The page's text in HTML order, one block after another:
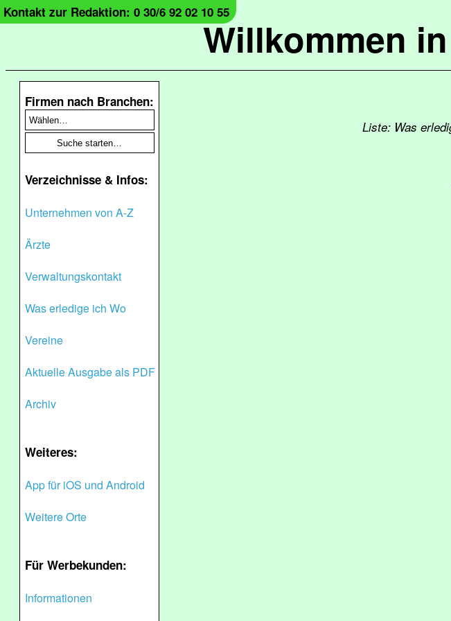
Willkommen
Kontakt zur Redaktion: 0 30/6 92 02 10 55
Firmen nach Branchen:
Verzeichnisse & Infos:
Unternehmen von A-Z
Ärzte
Verwaltungskontakt
Was erledige ich Wo
Vereine
Aktuelle Ausgabe als PDF
Archiv
Weiteres:
App für iOS und Android
Weitere Orte
Für Werbekunden:
Informationen
Liste: Was